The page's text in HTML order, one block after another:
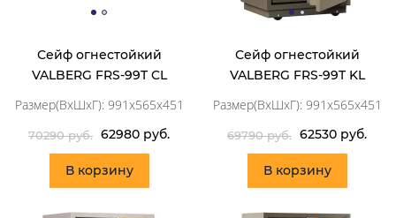
Сейф огнестойкий
VALBERG FRS-99T CL
Размер(ВхШхГ): 991x565x451
70290 руб. 62980 руб.
В корзину
Сейф огнестойкий
VALBERG FRS-99T KL
Размер(ВхШхГ): 991x565x451
69790 руб. 62530 руб.
В корзину